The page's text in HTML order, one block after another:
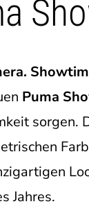
Puma
sorgen.
Jahres.